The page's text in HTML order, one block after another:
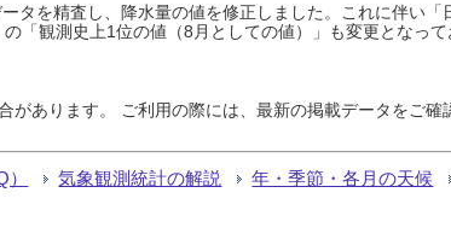
タを精査し、降水量の値を修正しました。これに伴い「
「観測史上1位の値（8月としての値）」も変更となっ
あります。 ご利用の際には、最新の掲載データをご確
気象観測統計の解説 年・季節・各月の天候